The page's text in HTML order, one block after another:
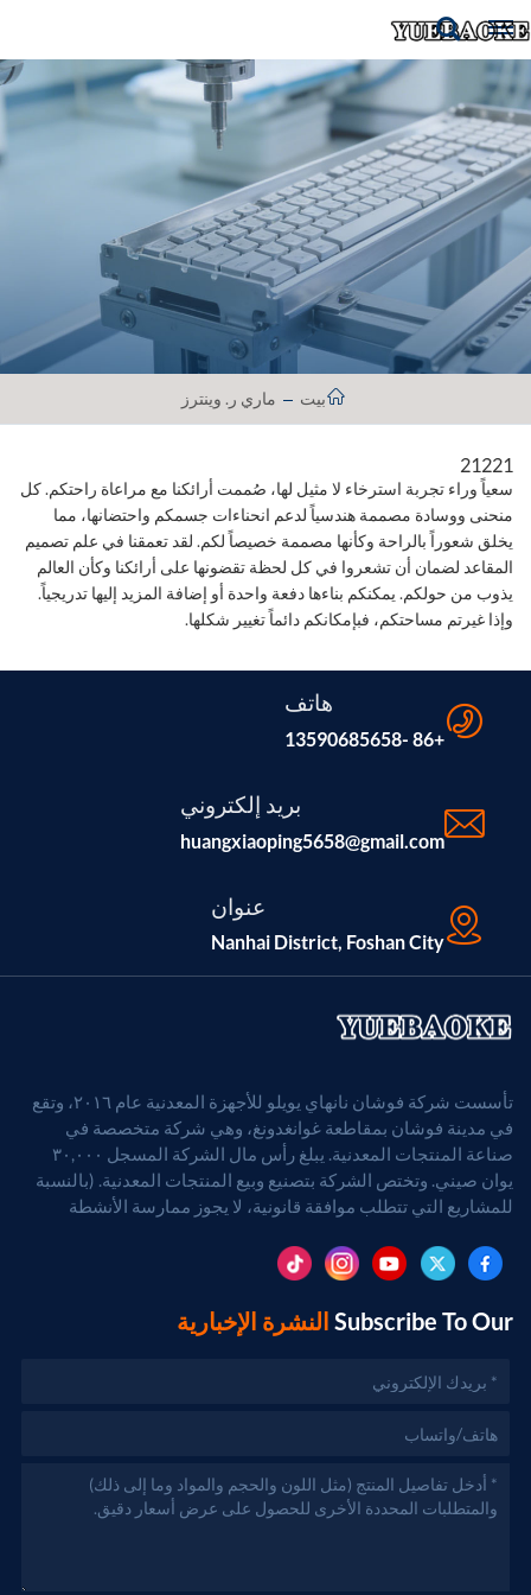
بيت ماري ر. وينترز
21221
سعياً وراء تجربة استرخاء لا مثيل لها، صُممت أرائكنا مع مراعاة راحتكم. كل
منحنى ووسادة مصممة هندسياً لدعم انحناءات جسمكم واحتضانها، مما
يخلق شعوراً بالراحة وكأنها مصممة خصيصاً لكم. لقد تعمقنا في علم تصميم
المقاعد لضمان أن تشعروا في كل لحظة تقضونها على أرائكنا وكأن العالم
يذوب من حولكم. يمكنكم بناءها دفعة واحدة أو إضافة المزيد إليها تدريجياً.
وإذا غيرتم مساحتكم، فبإمكانكم دائماً تغيير شكلها.
هاتف
+86 -13590685658
بريد إلكتروني
huangxiaoping5658@gmail.com
عنوان
Nanhai District, Foshan City
تأسست شركة فوشان نانهاي يويلو للأجهزة المعدنية عام ٢٠١٦، وتقع
في مدينة فوشان بمقاطعة غوانغدونغ، وهي شركة متخصصة في
صناعة المنتجات المعدنية. يبلغ رأس مال الشركة المسجل ٣٠,٠٠٠
يوان صيني. وتختص الشركة بتصنيع وبيع المنتجات المعدنية. (بالنسبة
للمشاريع التي تتطلب موافقة قانونية، لا يجوز ممارسة الأنشطة
Subscribe To Our النشرة الإخبارية